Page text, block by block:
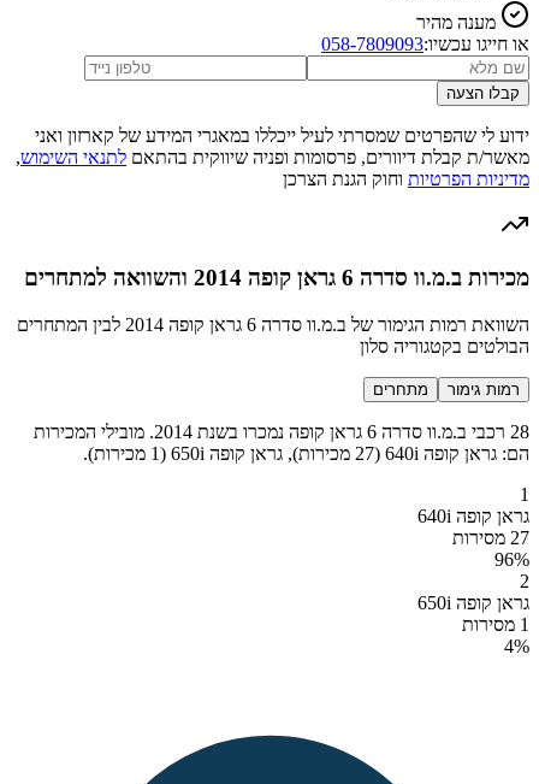
מענה מהיר
או חייגו עכשיו:058-7809093
קבלו הצעה
ידוע לי שהפרטים שמסרתי לעיל ייכללו במאגרי המידע של קארזון ואני
מאשר/ת קבלת דיוורים, פרסומות ופניה שיווקית בהתאם לתנאי השימוש,
מדיניות הפרטיות וחוק הגנת הצרכן
מכירות ב.מ.וו סדרה 6 גראן קופה 2014 והשוואה למתחרים
השוואת רמות הגימור של ב.מ.וו סדרה 6 גראן קופה 2014 לבין המתחרים
הבולטים בקטגוריה סלון
רמות גימור מתחרים
28 רכבי ב.מ.וו סדרה 6 גראן קופה נמכרו בשנת 2014. מובילי המכירות
הם: גראן קופה 640i (27 מכירות), גראן קופה 650i (1 מכירות).
1
גראן קופה 640i
27 מסירות
96%
2
גראן קופה 650i
1 מסירות
4%